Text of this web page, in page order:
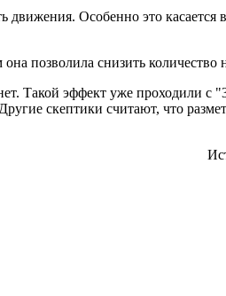
Особенно это касается
позволила снизить количество
Такой эффект уже проходили с
скептики считают, что